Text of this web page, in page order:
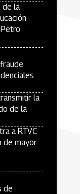
de la
la
de la
a RTVC
de mayor
de